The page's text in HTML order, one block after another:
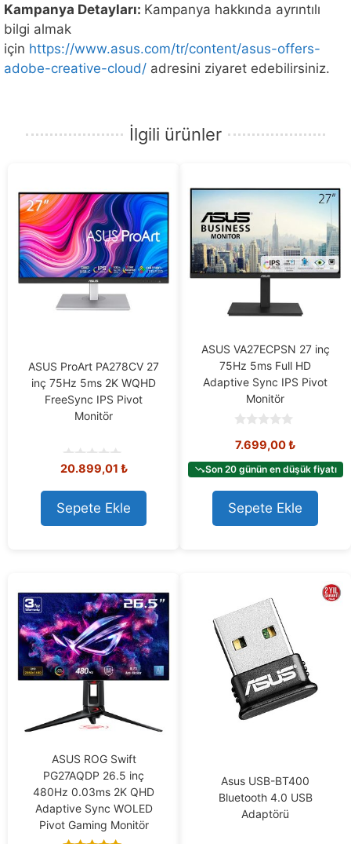
Kampanya Detayları: Kampanya hakkında ayrıntılı
bilgi almak
için https://www.asus.com/tr/content/asus-offers-
adobe-creative-cloud/ adresini ziyaret edebilirsiniz.
İlgili ürünler
ASUS ProArt PA278CV 27
inç 75Hz 5ms 2K WQHD
FreeSync IPS Pivot
Monitör
0
u
t
o
f
20.899,01 ₺
Sepete Ekle
ASUS VA27ECPSN 27 inç
75Hz 5ms Full HD
Adaptive Sync IPS Pivot
Monitör
o
t
o
f
5
7.699,00₺
Son 20 günün en düşük fiyatı
Sepete Ekle
ASUS ROG Swift
PG27AQDP 26.5 inç
480Hz 0.03ms 2K QHD
Adaptive Sync WOLED
Pivot Gaming Monitör
Asus USB-BT400
Bluetooth 4.0 USB
Adaptörü